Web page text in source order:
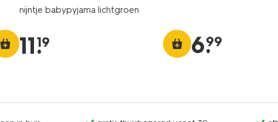
nijntje babypyjama lichtgroen
11.
19 6.
99